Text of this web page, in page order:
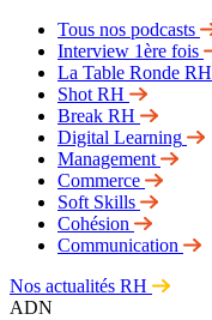
Tous nos podcasts
Interview 1ère fois
La Table Ronde RH
Shot RH
Break RH
Digital Learning
Management
Commerce
Soft Skills
Cohésion
Communication
Nos actualités RH
ADN